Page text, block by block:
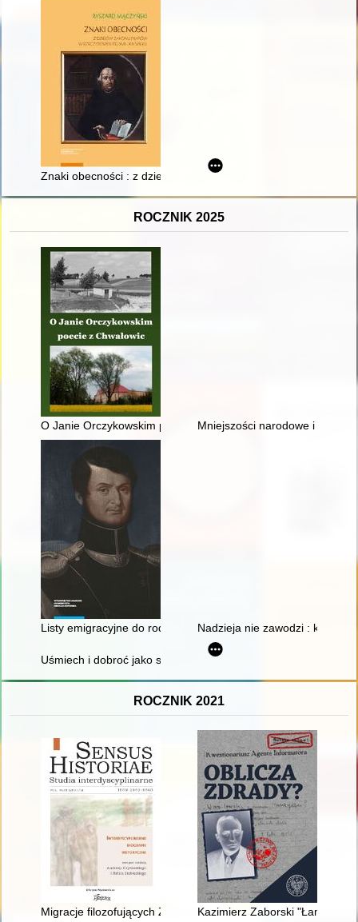
Znaki obecności : z dziejów zakonu pijarów w
ROCZNIK 2025
O Janie Orczykowskim poecie z ChwałowicMniejszości narodowe i
Listy emigracyjne do rodziców : (z dołączeniem listów
Nadzieja nie zawodzi : księga
Uśmiech i dobroć jako sposób komunikacji w parafii pw. św.
ROCZNIK 2021
Migracje filozofujących Żydówek i Żydów w II Rzeczypospolitej
Kazimierz Zaborski